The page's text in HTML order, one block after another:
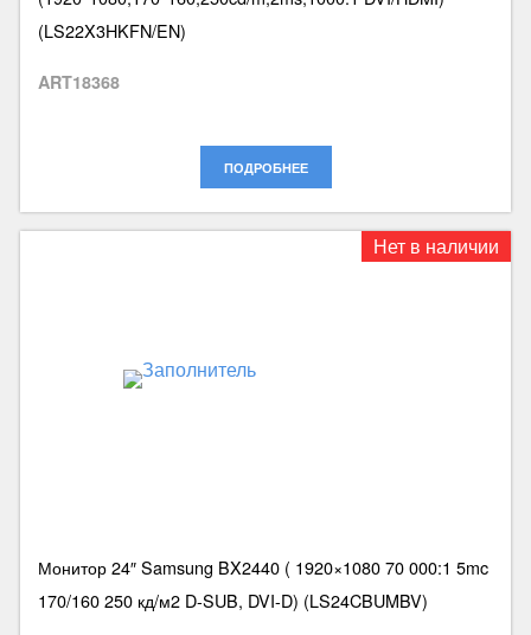
(LS22X3HKFN/EN)
ART18368
ПОДРОБНЕЕ
Нет в наличии
Монитор 24″ Samsung BX2440 ( 1920×1080 70 000:1 5mc
170/160 250 кд/м2 D-SUB, DVI-D) (LS24CBUMBV)